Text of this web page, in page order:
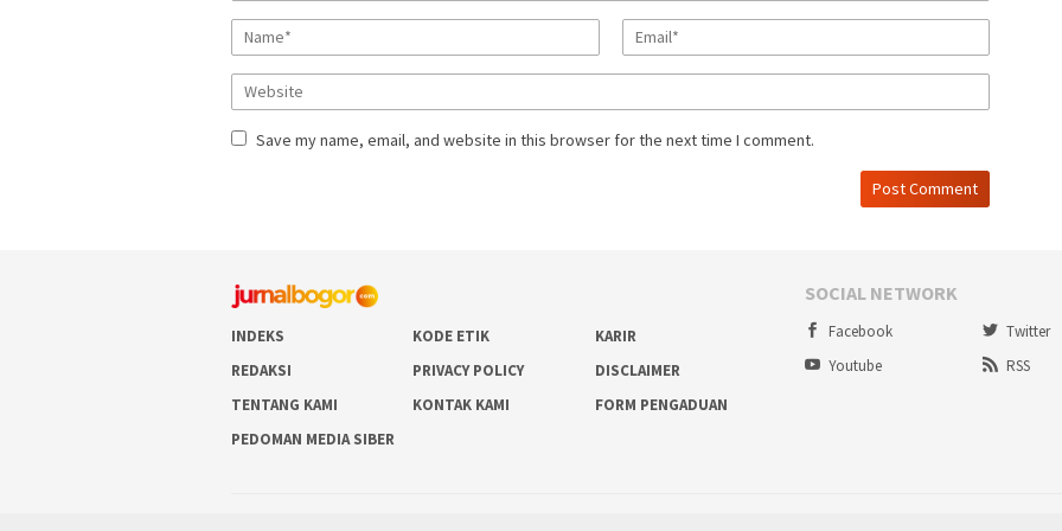
Save my name, email, and website in this browser for the next time I comment.
INDEKS KODE ETIK
KARIR
REDAKSI
PRIVACY POLICY
DISCLAIMER
TENTANG KAMI
KONTAK KAMI
FORM PENGADUAN
PEDOMAN MEDIA SIBER
SOCIAL NETWORK
Facebook Twitter
Youtube
RSS